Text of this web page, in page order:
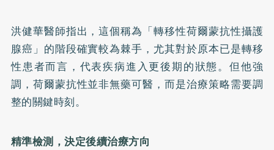
洪健華醫師指出，這個稱為「轉移性荷爾蒙抗性攝護
腺癌」的階段確實較為棘手，尤其對於原本已是轉移
性患者而言，代表疾病進入更後期的狀態。但他強
調，荷爾蒙抗性並非無藥可醫，而是治療策略需要調
整的關鍵時刻。
精準檢測，決定後續治療方向